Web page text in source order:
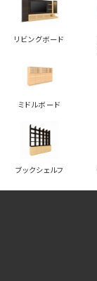
リビングボード
ミドルボード
ブックシェルフ